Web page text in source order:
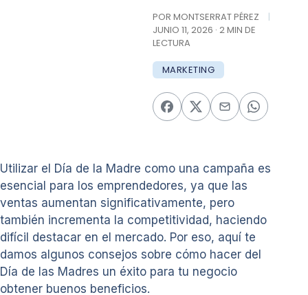
POR MONTSERRAT PÉREZ
|
JUNIO 11, 2026 · 2 MIN DE
LECTURA
MARKETING
Utilizar el Día de la Madre como una campaña es
esencial para los emprendedores, ya que las
ventas aumentan significativamente, pero
también incrementa la competitividad, haciendo
difícil destacar en el mercado. Por eso, aquí te
damos algunos consejos sobre cómo hacer del
Día de las Madres un éxito para tu negocio
obtener buenos beneficios.